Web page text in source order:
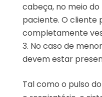
cabeça, no meio
paciente. O cliente
completamente
No caso de
devem estar
Tal como o pulso